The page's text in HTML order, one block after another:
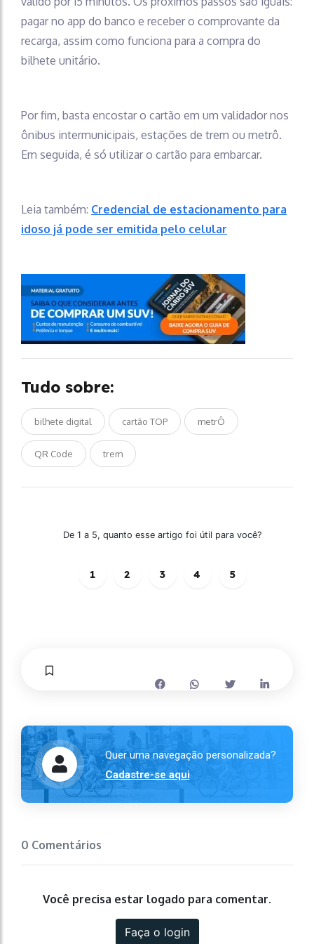
pagar no app do banco e receber o comprovante da
recarga, assim como funciona para a compra do
bilhete unitário.
Por fim, basta encostar o cartão em um validador nos
ônibus intermunicipais, estações de trem ou metrô.
Em seguida, é só utilizar o cartão para embarcar.
Leia também: Credencial de estacionamento para
idoso já pode ser emitida pelo celular
Tudo sobre:
bilhete digital cartão TOP metrÔ
QR Code trem
De 1 a 5, quanto esse artigo foi útil para você?
1 2 3 4 5
Quer uma navegação personalizada?
Cadastre-se aqui
0 Comentários
Você precisa estar logado para comentar.
Faça o login